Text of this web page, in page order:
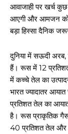
आवाजाही पर खर्च
आएगी और आमजन को
बड़ा हिस्सा दैनिक
दुनिया में सऊदी
हैं। रूस में 12
में कच्चे तेल का
भारत ज्यादातर
प्रतिशत तेल का
है। रूस प्राकृतिक गैस
40 प्रतिशत तेल और